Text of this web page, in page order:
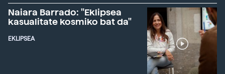
Naiara Barrado: "Eklipsea
kasualitate kosmiko bat da"
EKLIPSEA